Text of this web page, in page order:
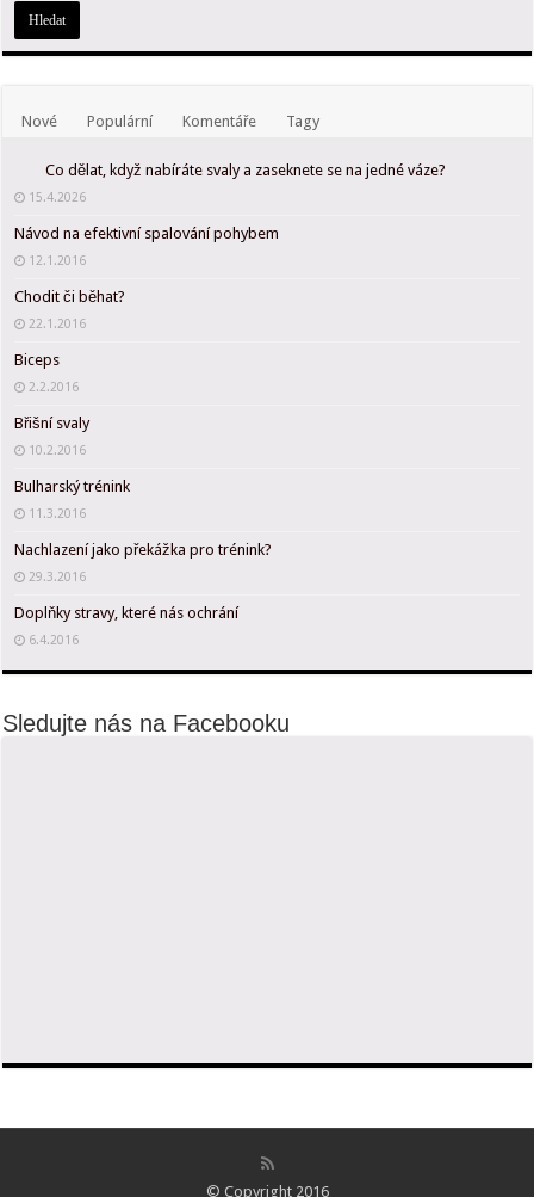
Nové Populární Komentáře Tagy
Co dělat, když nabíráte svaly a zaseknete se na jedné váze?
15.4.2026
Návod na efektivní spalování pohybem
12.1.2016
Chodit či běhat?
22.1.2016
Biceps
2.2.2016
Břišní svaly
10.2.2016
Bulharský trénink
11.3.2016
Nachlazení jako překážka pro trénink?
29.3.2016
Doplňky stravy, které nás ochrání
6.4.2016
Sledujte nás na Facebooku
© Copyright 2016